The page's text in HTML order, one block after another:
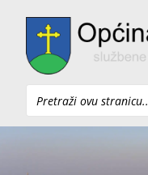
Pretraži